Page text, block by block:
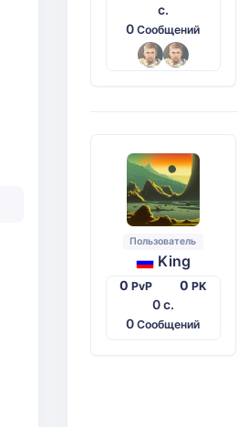
с.
0Сообщений
Пользователь
King
0PvP 0PK
0 с.
0Сообщений